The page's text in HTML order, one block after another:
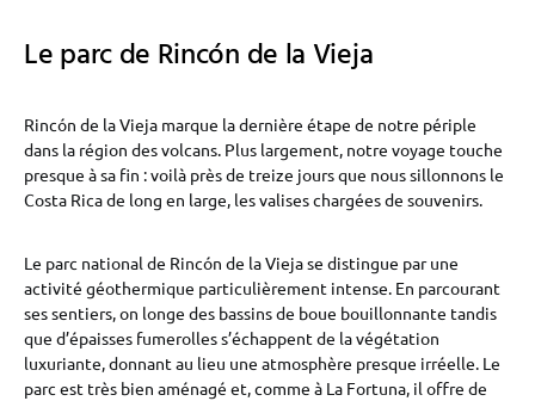
Le parc de Rincón de la Vieja
Rincón de la Vieja marque la dernière étape de notre périple
dans la région des volcans. Plus largement, notre voyage touche
presque à sa fin : voilà près de treize jours que nous sillonnons le
Costa Rica de long en large, les valises chargées de souvenirs.
Le parc national de Rincón de la Vieja se distingue par une
activité géothermique particulièrement intense. En parcourant
ses sentiers, on longe des bassins de boue bouillonnante tandis
que d’épaisses fumerolles s’échappent de la végétation
luxuriante, donnant au lieu une atmosphère presque irréelle. Le
parc est très bien aménagé et, comme à La Fortuna, il offre de